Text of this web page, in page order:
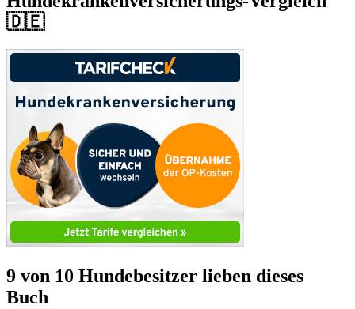
🇩🇪
9 von 10 Hundebesitzer lieben dieses
Buch